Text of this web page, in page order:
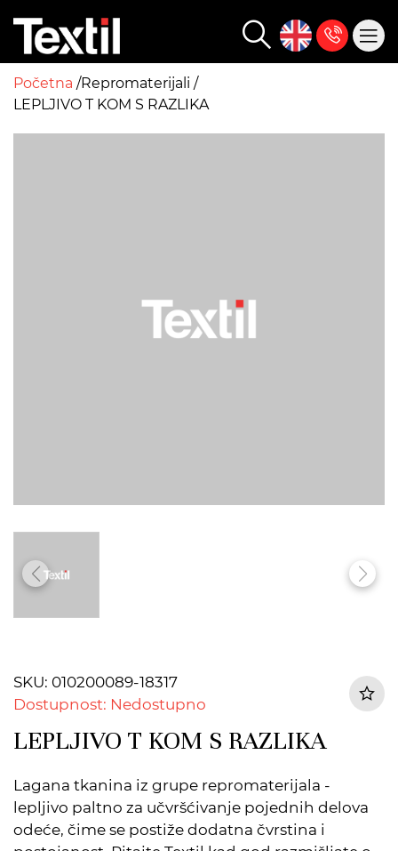
Početna Repromaterijali
LEPLJIVO T KOM S RAZLIKA
SKU: 010200089-18317
Dostupnost: Nedostupno
LEPLJIVO T KOM S RAZLIKA
Lagana tkanina iz grupe repromaterijala -
lepljivo paltno za učvršćivanje pojednih delova
odeće, čime se postiže dodatna čvrstina i